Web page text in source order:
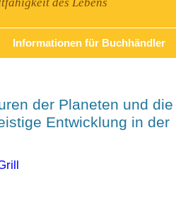
Informationen für Buchhändler
der Planeten und die
Entwicklung in der